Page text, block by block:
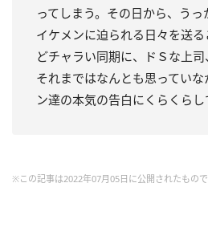
ってしまう。その日から、う
イケメンに迫られる日々を送
どチャラい同期に、ドＳな上司
それまではなんとも思ってい
ン達の本気の告白にくらくらし
※この記事は2022年07月05日に公開されたもの